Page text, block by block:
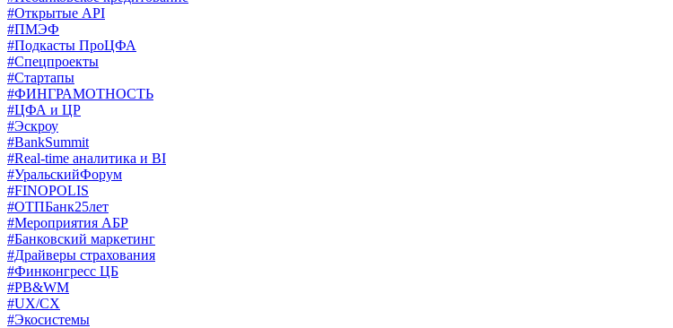
#Открытые API
#ПМЭФ
#Подкасты ПроЦФА
#Спецпроекты
#Стартапы
#ФИНГРАМОТНОСТЬ
#ЦФА и ЦР
#Эскроу
#BankSummit
#Real-time аналитика и BI
#УральскийФорум
#FINOPOLIS
#ОТПБанк25лет
#Мероприятия АБР
#Банковский маркетинг
#Драйверы страхования
#Финконгресс ЦБ
#PB&WM
#UX/CX
#Экосистемы